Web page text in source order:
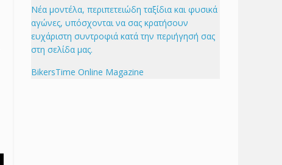
Νέα μοντέλα, περιπετειώδη ταξίδια και φυσικά
αγώνες, υπόσχονται να σας κρατήσουν
ευχάριστη συντροφιά κατά την περιήγησή σας
στη σελίδα μας.
BikersTime Online Magazine